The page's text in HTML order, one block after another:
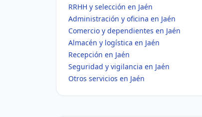
RRHH y selección en Jaén
Administración y oficina en Jaén
Comercio y dependientes en Jaén
Almacén y logística en Jaén
Recepción en Jaén
Seguridad y vigilancia en Jaén
Otros servicios en Jaén